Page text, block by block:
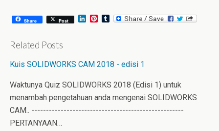
Share Post
L
I
P
e
t
T
Related Posts
Kuis SOLIDWORKS CAM 2018 - edisi 1
Waktunya Quiz SOLIDWORKS 2018 (Edisi 1) untuk
menambah pengetahuan anda mengenai SOLIDWORKS
CAM.. ----------------------------------------------------
PERTANYAAN…